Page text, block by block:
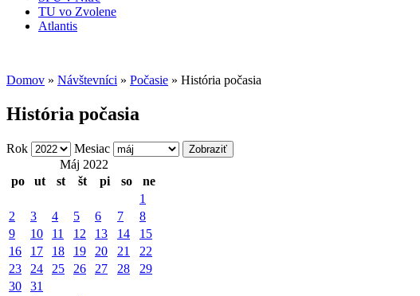
TU vo Zvolene
Atlantis
Domov » Návštevníci » Počasie » História počasia
História počasia
Rok
Mesiac
Máj 2022
po
ut st št pi so ne
1
2
3 4 5 6 7
8
9
10 11 12 13 14
15
16
17 18 19 20 21
22
23
24 25 26 27 28
29
30
31